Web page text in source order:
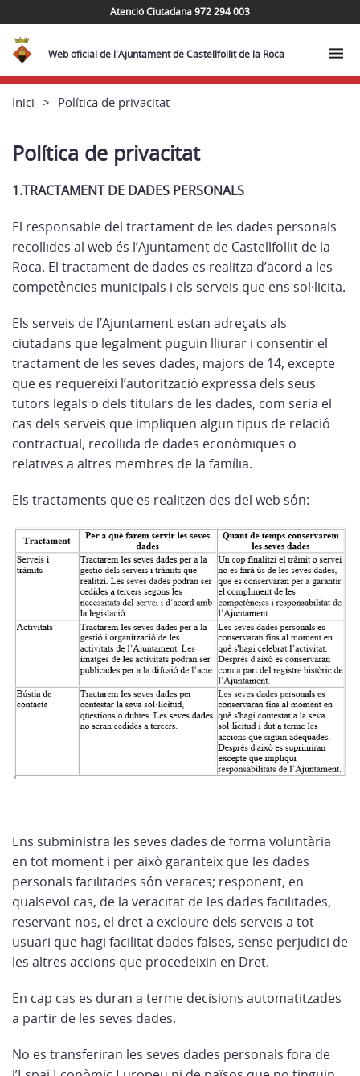
Atenció Ciutadana 972 294 003
Web oficial de l'Ajuntament de Castellfollit de la Roca
Inici Política de privacitat
Política de privacitat
1.TRACTAMENT DE DADES PERSONALS
El responsable del tractament de les dades personals
recollides al web és l’Ajuntament de Castellfollit de la
Roca. El tractament de dades es realitza d’acord a les
competències municipals i els serveis que ens sol·licita.
Els serveis de l’Ajuntament estan adreçats als
ciutadans que legalment puguin lliurar i consentir el
tractament de les seves dades, majors de 14, excepte
que es requereixi l’autorització expressa dels seus
tutors legals o dels titulars de les dades, com seria el
cas dels serveis que impliquen algun tipus de relació
contractual, recollida de dades econòmiques o
relatives a altres membres de la família.
Els tractaments que es realitzen des del web són:
Ens subministra les seves dades de forma voluntària
en tot moment i per això garanteix que les dades
personals facilitades són veraces; responent, en
qualsevol cas, de la veracitat de les dades facilitades,
reservant-nos, el dret a excloure dels serveis a tot
usuari que hagi facilitat dades falses, sense perjudici de
les altres accions que procedeixin en Dret.
En cap cas es duran a terme decisions automatitzades
a partir de les seves dades.
No es transferiran les seves dades personals fora de